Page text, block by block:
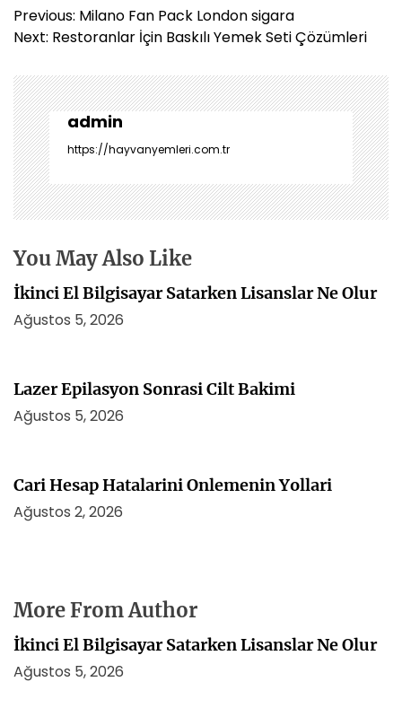
Y
a
ı
g
e
z
i
n
m
s
i
Previous: Milano Fan Pack London sigara
Next: Restoranlar İçin Baskılı Yemek Seti Çözümleri
admin
https://hayvanyemleri.com.tr
You May Also Like
İkinci El Bilgisayar Satarken Lisanslar Ne Olur
Ağustos 5, 2026
Lazer Epilasyon Sonrasi Cilt Bakimi
Ağustos 5, 2026
Cari Hesap Hatalarini Onlemenin Yollari
Ağustos 2, 2026
More From Author
İkinci El Bilgisayar Satarken Lisanslar Ne Olur
Ağustos 5, 2026